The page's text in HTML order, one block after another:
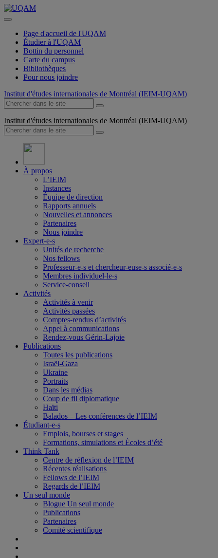
Page d'accueil de l'UQAM
Étudier à l'UQAM
Bottin du personnel
Carte du campus
Bibliothèques
Pour nous joindre
Institut d'études internationales de Montréal (IEIM-UQAM)
Institut d'études internationales de Montréal (IEIM-UQAM)
À propos
L’IEIM
Instances
Équipe de direction
Rapports annuels
Nouvelles et annonces
Partenaires
Nous joindre
Expert-e-s
Unités de recherche
Nos fellows
Professeur-e-s et chercheur-euse-s associé-e-s
Membres individuel-le-s
Service-conseil
Activités
Activités à venir
Activités passées
Comptes-rendus d’activités
Appel à communications
Rendez-vous Gérin-Lajoie
Publications
Toutes les publications
Israël-Gaza
Ukraine
Portraits
Dans les médias
Coup de fil diplomatique
Haïti
Balados – Les conférences de l’IEIM
Étudiant-e-s
Emplois, bourses et stages
Formations, simulations et Écoles d’été
Think Tank
Centre de réflexion de l’IEIM
Récentes réalisations
Fellows de l’IEIM
Regards de l’IEIM
Un seul monde
Blogue Un seul monde
Publications
Partenaires
Comité scientifique